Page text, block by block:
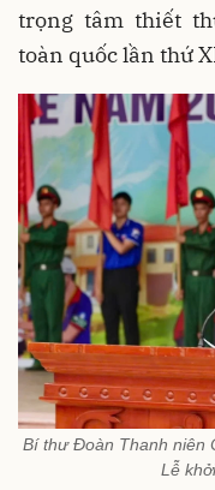
trọng tâm thiết
toàn quốc lần thứ
Bí thư Đoàn Thanh niên
Lễ